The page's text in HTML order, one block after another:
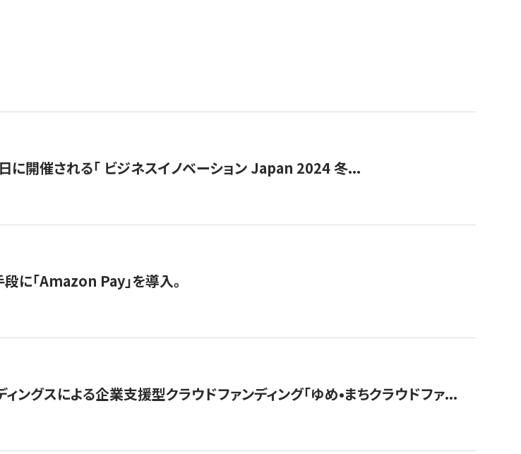
に開催される「 ビジネスイノベーション Japan 2024 冬...
に「Amazon Pay」を導入。
ングスによる企業支援型クラウドファンディング「ゆめ•まちクラウドファ...